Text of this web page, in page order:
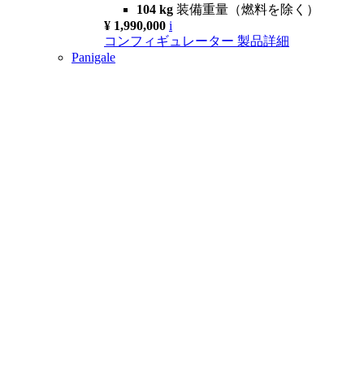
104 kg 装備重量（燃料を除く）
¥ 1,990,000 i
コンフィギュレーター 製品詳細
Panigale